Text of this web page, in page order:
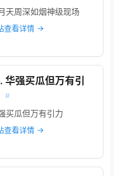
天周深如烟神级现场
查看详情 →
华强买瓜但万有引
#
买瓜但万有引力
查看详情 →